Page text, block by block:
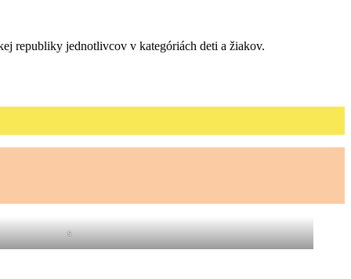
republiky jednotlivcov v kategóriách deti a žiakov.
s